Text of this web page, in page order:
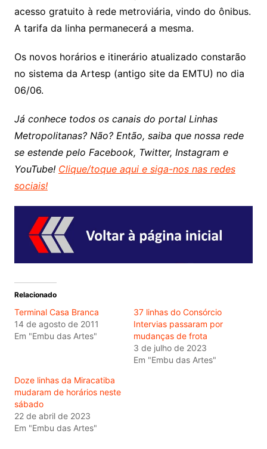
acesso gratuito à rede metroviária, vindo do ônibus.
A tarifa da linha permanecerá a mesma.
Os novos horários e itinerário atualizado constarão
no sistema da Artesp (antigo site da EMTU) no dia
06/06.
Já conhece todos os canais do portal Linhas
Metropolitanas? Não? Então, saiba que nossa rede
se estende pelo Facebook, Twitter, Instagram e
YouTube! Clique/toque aqui e siga-nos nas redes
sociais!
Relacionado
Terminal Casa Branca
14 de agosto de 2011
Em "Embu das Artes"
37 linhas do Consórcio
Intervias passaram por
mudanças de frota
3 de julho de 2023
Em "Embu das Artes"
Doze linhas da Miracatiba
mudaram de horários neste
sábado
22 de abril de 2023
Em "Embu das Artes"